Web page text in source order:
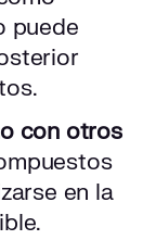
puede
con otros
en la